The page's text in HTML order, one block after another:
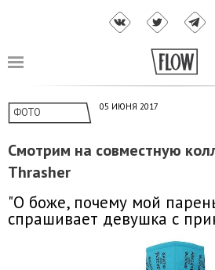
ФОТО 05 ИЮНЯ 2017
Смотрим на совместную
Thrasher
"О боже, почему мой
спрашивает девушка с